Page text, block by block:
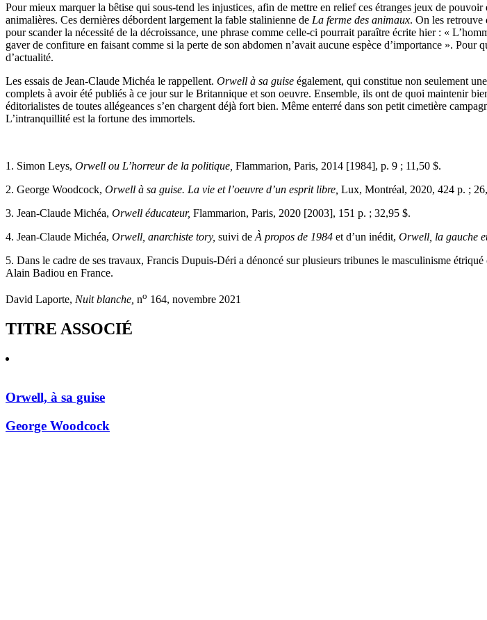
Pour mieux marquer la bêtise qui sous-tend les injustices, afin de mettre en relief ces étranges jeux de
animalières. Ces dernières débordent largement la fable stalinienne de La ferme des animaux. On les retrouve
pour scander la nécessité de la décroissance, une phrase comme celle-ci pourrait paraître écrite hier : «
gaver de confiture en faisant comme si la perte de son abdomen n’avait aucune espèce d’importance ».
d’actualité.
Les essais de Jean-Claude Michéa le rappellent. Orwell à sa guise également, qui constitue non seulement
complets à avoir été publiés à ce jour sur le Britannique et son oeuvre. Ensemble, ils ont de quoi maintenir
éditorialistes de toutes allégeances s’en chargent déjà fort bien. Même enterré dans son petit cimetière
L’intranquillité est la fortune des immortels.
1. Simon Leys, Orwell ou L’horreur de la politique, Flammarion, Paris, 2014 [1984], p. 9 ; 11,50 $.
2. George Woodcock, Orwell à sa guise. La vie et l’oeuvre d’un esprit libre, Lux, Montréal, 2020, 424 p. ;
3. Jean-Claude Michéa, Orwell éducateur, Flammarion, Paris, 2020 [2003], 151 p. ; 32,95 $.
4. Jean-Claude Michéa, Orwell, anarchiste tory, suivi de À propos de 1984 et d’un inédit, Orwell, la gauche
5. Dans le cadre de ses travaux, Francis Dupuis-Déri a dénoncé sur plusieurs tribunes le masculinisme
Alain Badiou en France.
David Laporte, Nuit blanche, no 164, novembre 2021
TITRE ASSOCIÉ
Orwell, à sa guise
George Woodcock